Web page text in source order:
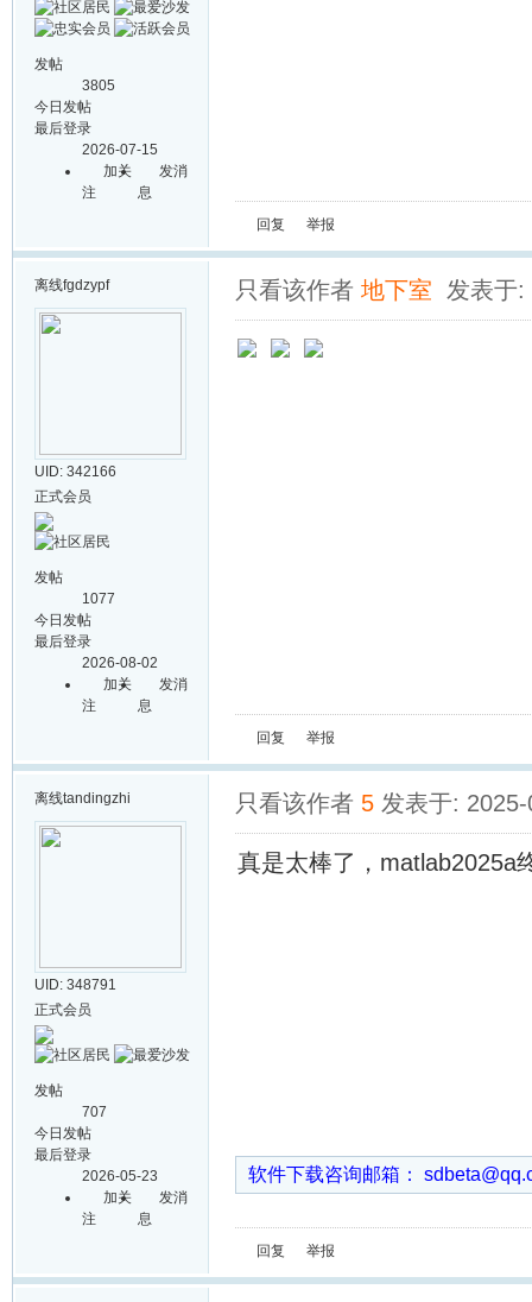
发帖
3805
今日发帖
最后登录
2026-07-15
加关
注
发消
息
回复
举报
离线fgdzypf
UID: 342166
正式会员
发帖
1077
今日发帖
最后登录
2026-08-02
加关
注
发消
息
只看该作者 地下室 发表于:
回复 举报
离线tandingzhi
UID: 348791
正式会员
发帖
707
今日发帖
最后登录
2026-05-23
加关
注
发消
息
只看该作者 5 发表于:
真是太棒了，matlab2025a
软件下载咨询邮箱：
回复 举报